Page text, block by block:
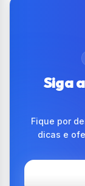
Siga
Fique por
dicas e